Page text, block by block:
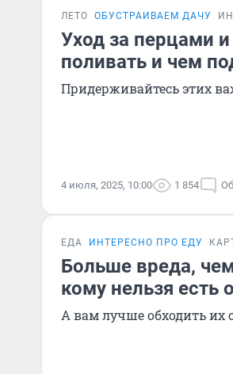
ЛЕТО ОБУСТРАИВАЕМ ДАЧУ
Уход за перцами
поливать и чем
Придерживайтесь этих
4 июля, 2025, 10:00 1 854
ЕДА ИНТЕРЕСНО ПРО ЕДУ
Больше вреда,
кому нельзя есть
А вам лучше обходить их